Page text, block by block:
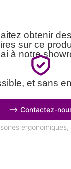
obtenir
sur ce
à notre
et sans
⟶ Contactez-
ergonomiques,